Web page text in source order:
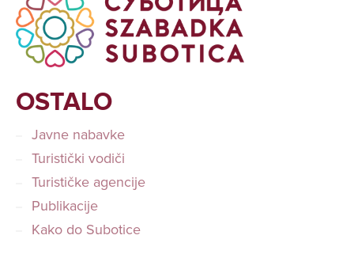
OSTALO
Javne nabavke
Turistički vodiči
Turističke agencije
Publikacije
Kako do Subotice